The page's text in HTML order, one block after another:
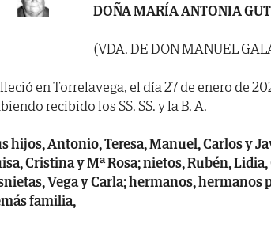
DOÑA MARÍA ANTONIA
(VDA. DE DON MANUEL
en Torrelavega, el día 27 de enero de
recibido los SS. SS. y la B. A.
hijos, Antonio, Teresa, Manuel, Carlos y
Cristina y Mª Rosa; nietos, Rubén,
Vega y Carla; hermanos,
familia,